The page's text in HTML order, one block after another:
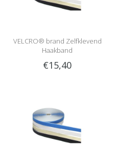
VELCRO® brand Zelfklevend
Haakband
€15,40